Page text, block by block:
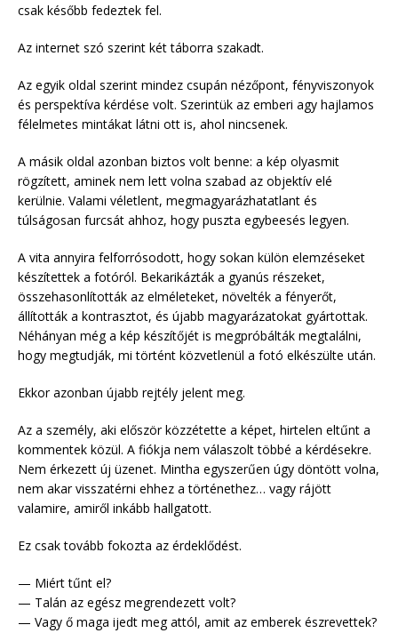
csak később fedeztek fel.
Az internet szó szerint két táborra szakadt.
Az egyik oldal szerint mindez csupán nézőpont, fényviszonyok
és perspektíva kérdése volt. Szerintük az emberi agy hajlamos
félelmetes mintákat látni ott is, ahol nincsenek.
A másik oldal azonban biztos volt benne: a kép olyasmit
rögzített, aminek nem lett volna szabad az objektív elé
kerülnie. Valami véletlent, megmagyarázhatatlant és
túlságosan furcsát ahhoz, hogy puszta egybeesés legyen.
A vita annyira felforrósodott, hogy sokan külön elemzéseket
készítettek a fotóról. Bekarikázták a gyanús részeket,
összehasonlították az elméleteket, növelték a fényerőt,
állították a kontrasztot, és újabb magyarázatokat gyártottak.
Néhányan még a kép készítőjét is megpróbálták megtalálni,
hogy megtudják, mi történt közvetlenül a fotó elkészülte után.
Ekkor azonban újabb rejtély jelent meg.
Az a személy, aki először közzétette a képet, hirtelen eltűnt a
kommentek közül. A fiókja nem válaszolt többé a kérdésekre.
Nem érkezett új üzenet. Mintha egyszerűen úgy döntött volna,
nem akar visszatérni ehhez a történethez… vagy rájött
valamire, amiről inkább hallgatott.
Ez csak tovább fokozta az érdeklődést.
— Miért tűnt el?
— Talán az egész megrendezett volt?
— Vagy ő maga ijedt meg attól, amit az emberek észrevettek?